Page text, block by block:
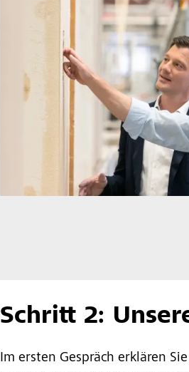
Schritt 2:
Im ersten Gespräch erklären